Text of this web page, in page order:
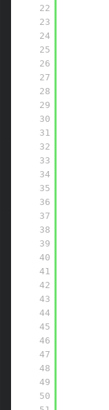
22
23
24
25
26
27
28
29
30
31
32
33
34
35
36
37
38
39
40
41
42
43
44
45
46
47
48
49
50